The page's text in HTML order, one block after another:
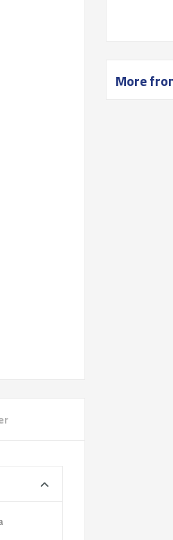
More